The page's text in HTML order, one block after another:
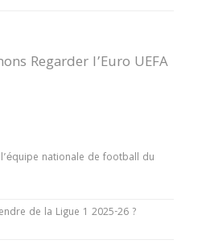
Regarder l’Euro UEFA
savoir sur la Coupe
nationale de football du
de la Ligue 1 2025-26 ?